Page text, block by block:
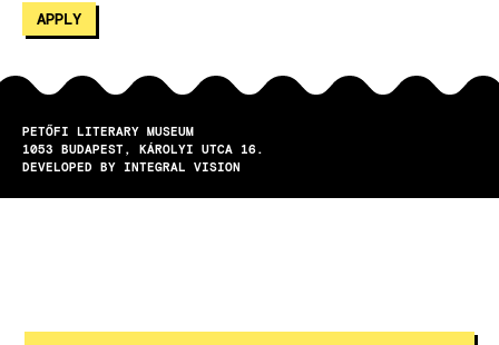
PETŐFI LITERARY MUSEUM
1053
BUDAPEST
KÁROLYI UTCA 16.
DEVELOPED BY INTEGRAL VISION